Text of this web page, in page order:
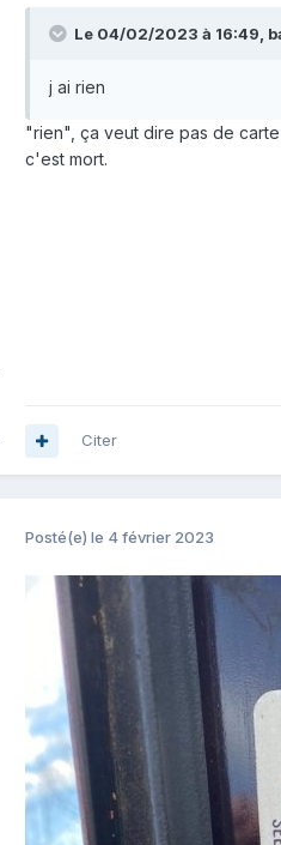
Le 04/02/2023 à 16:49,
j ai rien
"rien", ça veut dire pas de
c'est mort.
Citer
Posté(e) le 4 février 2023